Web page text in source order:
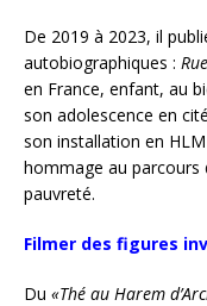
De 2019 à 2023, il
autobiographiques :
en France, enfant, au
son adolescence en
son installation en
hommage au parcours
pauvreté.
Filmer des figures
Du «Thé au Harem